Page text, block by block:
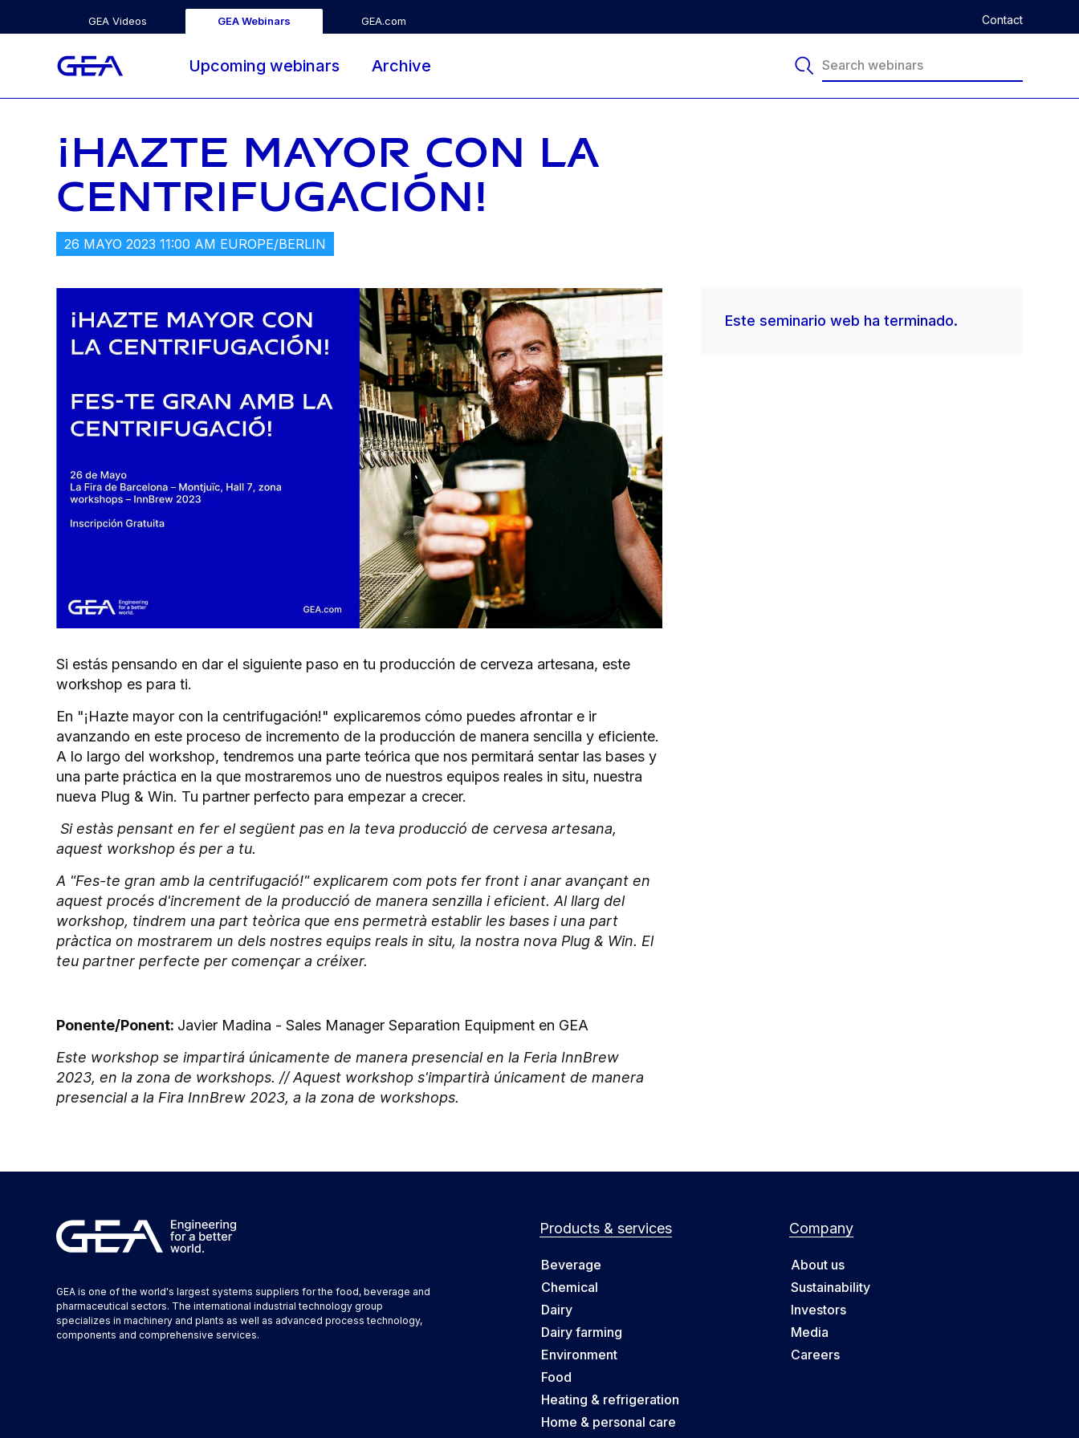
GEA Videos GEA Webinars GEA.com Contact
Upcoming webinars Archive
¡HAZTE MAYOR CON LA
CENTRIFUGACIÓN!
26 MAYO 2023 11:00 AM EUROPE/BERLIN
Si estás pensando en dar el siguiente paso en tu producción de cerveza artesana, este
workshop es para ti.
En "¡Hazte mayor con la centrifugación!" explicaremos cómo puedes afrontar e ir
avanzando en este proceso de incremento de la producción de manera sencilla y eficiente.
A lo largo del workshop, tendremos una parte teórica que nos permitará sentar las bases y
una parte práctica en la que mostraremos uno de nuestros equipos reales in situ, nuestra
nueva Plug & Win. Tu partner perfecto para empezar a crecer.
Si estàs pensant en fer el següent pas en la teva producció de cervesa artesana,
aquest workshop és per a tu.
A "Fes-te gran amb la centrifugació!" explicarem com pots fer front i anar avançant en
aquest procés d'increment de la producció de manera senzilla i eficient. Al llarg del
workshop, tindrem una part teòrica que ens permetrà establir les bases i una part
pràctica on mostrarem un dels nostres equips reals in situ, la nostra nova Plug & Win. El
teu partner perfecte per començar a créixer.
Ponente/Ponent: Javier Madina - Sales Manager Separation Equipment en GEA
Este workshop se impartirá únicamente de manera presencial en la Feria InnBrew
2023, en la zona de workshops. // Aquest workshop s'impartirà únicament de manera
presencial a la Fira InnBrew 2023, a la zona de workshops.
Este seminario web ha terminado.
GEA is one of the world's largest systems suppliers for the food, beverage and
pharmaceutical sectors. The international industrial technology group
specializes in machinery and plants as well as advanced process technology,
components and comprehensive services.
Products & services
Beverage
Chemical
Dairy
Dairy farming
Environment
Food
Heating & refrigeration
Home & personal care
Company
About us
Sustainability
Investors
Media
Careers